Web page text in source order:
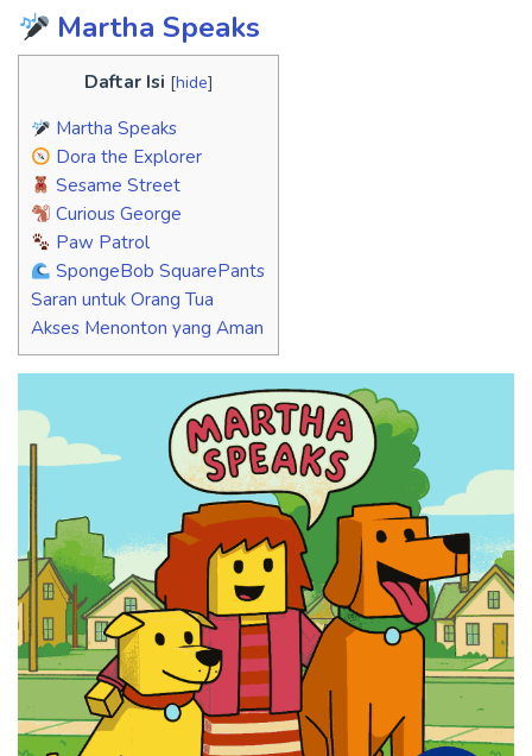
Martha Speaks
Daftar Isi [hide]
Martha Speaks
Dora the Explorer
Sesame Street
Curious George
Paw Patrol
SpongeBob SquarePants
Saran untuk Orang Tua
Akses Menonton yang Aman